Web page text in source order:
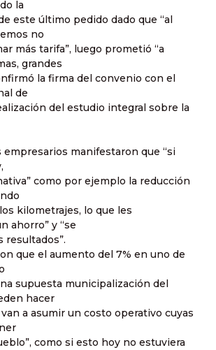
la
este último pedido dado que “al
no
más tarifa”, luego prometió “a
grandes
la firma del convenio con el
de
del estudio integral sobre la
empresarios manifestaron que “si
como por ejemplo la reducción
kilometrajes, lo que les
ahorro” y “se
resultados”.
que el aumento del 7% en uno de
supuesta municipalización del
hacer
a asumir un costo operativo cuyas
como si esto hoy no estuviera